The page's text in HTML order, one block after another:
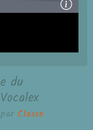
du
par Classe